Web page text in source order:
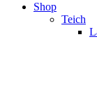
Shop
Teich